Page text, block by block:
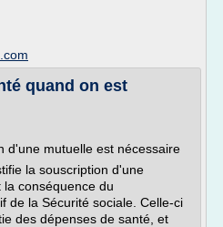
quand on est
d'une mutuelle est nécessaire
la souscription d'une
conséquence du
de la Sécurité sociale. Celle-ci
des dépenses de santé, et